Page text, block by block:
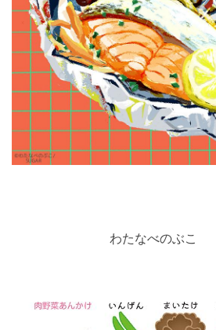
わたなべのぶこ